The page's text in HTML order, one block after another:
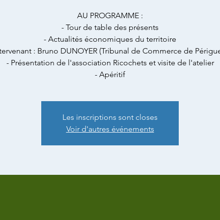
AU PROGRAMME :
- Tour de table des présents
- Actualités économiques du territoire
: Bruno DUNOYER (Tribunal de Commerce de
- Présentation de l'association Ricochets et visite de l'atelier
- Apéritif
Les inscriptions sont closes
Voir d'autres événements